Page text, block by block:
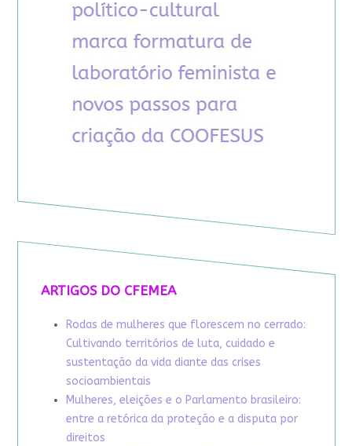
ARTIGOS DO CFEMEA
Rodas de mulheres que florescem no cerrado:
Cultivando territórios de luta, cuidado e
sustentação da vida diante das crises
socioambientais
Mulheres, eleições e o Parlamento brasileiro:
entre a retórica da proteção e a disputa por
direitos